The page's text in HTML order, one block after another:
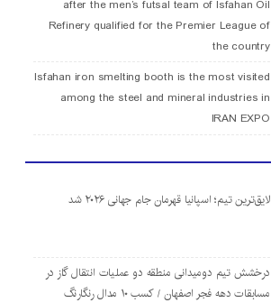
after the men’s futsal team of Isfahan Oil
Refinery qualified for the Premier League of
the country
Isfahan iron smelting booth is the most visited
among the steel and mineral industries in
IRAN EXPO
لایق‌ترین تیم؛ اسپانیا قهرمان جام جهانی ۲۰۲۶ شد
درخشش تیم دومیدانی منطقه دو عملیات انتقال گاز در
مسابقات دهه فجر اصفهان / کسب ۱۰ مدال رنگارنگ